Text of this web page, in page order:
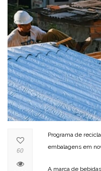
Programa de
embalagens em
A marca de
60